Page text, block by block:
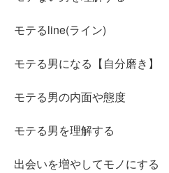
モテるline(ライン)
モテる男になる【自分磨き】
モテる男の内面や態度
モテる男を理解する
出会いを増やしてモノにする